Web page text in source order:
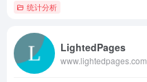
统计分析
LightedPages
www.lightedpages.com